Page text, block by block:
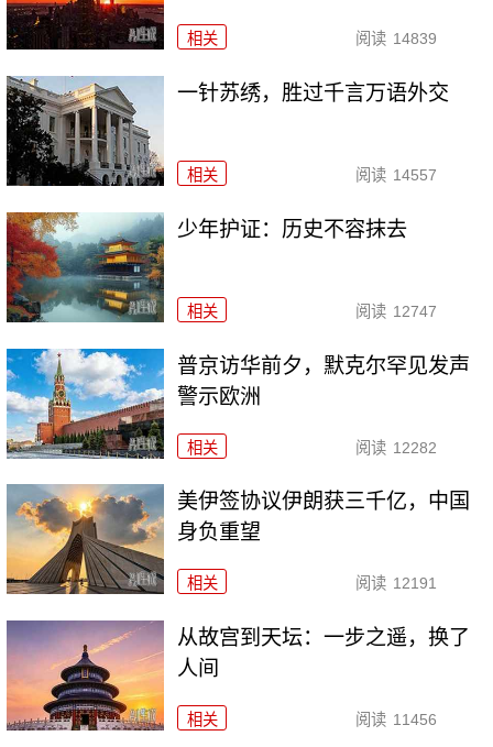
相关 阅读 14839
一针苏绣，胜过千言万语外交
相关 阅读 14557
少年护证：历史不容抹去
相关 阅读 12747
普京访华前夕，默克尔罕见发声
警示欧洲
相关 阅读 12282
美伊签协议伊朗获三千亿，中国
身负重望
相关 阅读 12191
从故宫到天坛：一步之遥，换了
人间
相关 阅读 11456